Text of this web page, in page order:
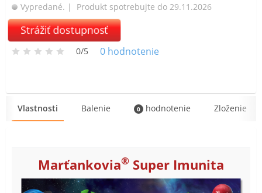
Vypredané. | Produkt spotrebujte do 29.11.2026
Strážiť dostupnosť
0/5 0 hodnotenie
Vlastnosti Balenie 0 hodnotenie Zloženie
Marťankovia® Super Imunita